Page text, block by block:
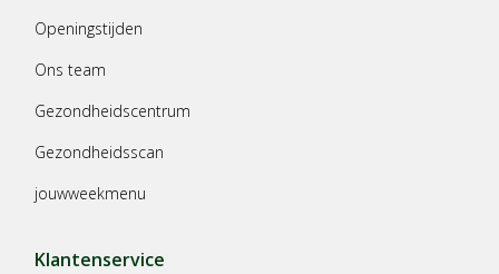
Openingstijden
Ons team
Gezondheidscentrum
Gezondheidsscan
jouwweekmenu
Klantenservice